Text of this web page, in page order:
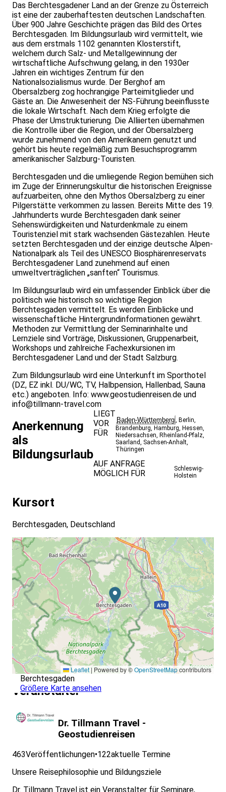
Das Berchtesgadener Land an der Grenze zu Österreich
ist eine der zauberhaftesten deutschen Landschaften.
Über 900 Jahre Geschichte prägen das Bild des Ortes
Berchtesgaden. Im Bildungsurlaub wird vermittelt, wie
aus dem erstmals 1102 genannten Klosterstift,
welchem durch Salz- und Metallgewinnung der
wirtschaftliche Aufschwung gelang, in den 1930er
Jahren ein wichtiges Zentrum für den
Nationalsozialismus wurde. Der Berghof am
Obersalzberg zog hochrangige Parteimitglieder und
Gäste an. Die Anwesenheit der NS-Führung beeinflusste
die lokale Wirtschaft. Nach dem Krieg erfolgte die
Phase der Umstrukturierung. Die Alliierten übernahmen
die Kontrolle über die Region, und der Obersalzberg
wurde zunehmend von den Amerikanern genutzt und
gehört bis heute regelmäßig zum Besuchsprogramm
amerikanischer Salzburg-Touristen.
Berchtesgaden und die umliegende Region bemühen sich
im Zuge der Erinnerungskultur die historischen Ereignisse
aufzuarbeiten, ohne den Mythos Obersalzberg zu einer
Pilgerstätte verkommen zu lassen. Bereits Mitte des 19.
Jahrhunderts wurde Berchtesgaden dank seiner
Sehenswürdigkeiten und Naturdenkmale zu einem
Touristenziel mit stark wachsenden Gästezahlen. Heute
setzten Berchtesgaden und der einzige deutsche Alpen-
Nationalpark als Teil des UNESCO Biosphärenreservats
Berchtesgadener Land zunehmend auf einen
umweltverträglichen „sanften“ Tourismus.
Im Bildungsurlaub wird ein umfassender Einblick über die
politisch wie historisch so wichtige Region
Berchtesgaden vermittelt. Es werden Einblicke und
wissenschaftliche Hintergrundinformationen gewährt.
Methoden zur Vermittlung der Seminarinhalte und
Lernziele sind Vorträge, Diskussionen, Gruppenarbeit,
Workshops und zahlreiche Fachexkursionen im
Berchtesgadener Land und der Stadt Salzburg.
Zum Bildungsurlaub wird eine Unterkunft im Sporthotel
(DZ, EZ inkl. DU/WC, TV, Halbpension, Hallenbad, Sauna
etc.) angeboten. Info: www.geostudienreisen.de und
info@tillmann-travel.com
Anerkennung
als
Bildungsurlaub
LIEGT
VOR
FÜR
Baden-Württemberg, Berlin,
Brandenburg, Hamburg, Hessen,
Niedersachsen, Rheinland-Pfalz,
Saarland, Sachsen-Anhalt,
Thüringen
AUF ANFRAGE
MÖGLICH FÜR
Schleswig-
Holstein
Kursort
Berchtesgaden, Deutschland
Leaflet | Powered by ©OpenStreetMapcontributors
Berchtesgaden
Größere Karte ansehen
Veranstalter
Dr. Tillmann Travel -
Geostudienreisen
463Veröffentlichungen•122aktuelle Termine
Unsere Reisephilosophie und Bildungsziele
Dr. Tillmann Travel ist ein Veranstalter für Seminare,